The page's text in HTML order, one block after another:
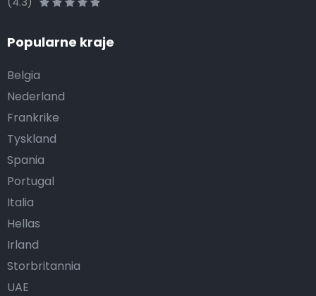
Popularne kraje
Belgia
Nederland
Frankrike
Tyskland
Spania
Portugal
Italia
Hellas
Irland
Storbritannia
UAE